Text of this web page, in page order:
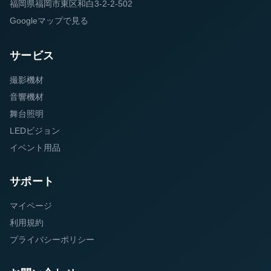
福岡県福岡市東区和白3-2-2-502
Googleマップで見る
サービス
撮影機材
音響機材
舞台照明
LEDビジョン
イベント用品
サポート
マイページ
利用規約
プライバシーポリシー